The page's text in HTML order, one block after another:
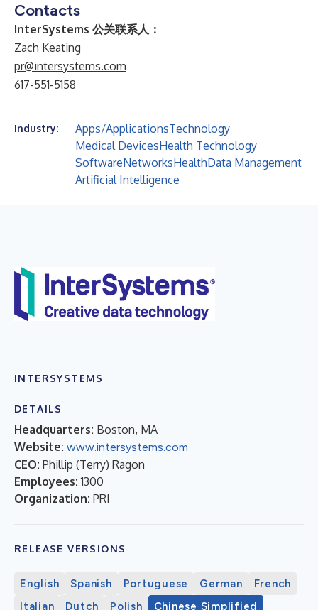
Contacts
InterSystems 公关联系人：
Zach Keating
pr@intersystems.com
617-551-5158
Industry: Apps/ApplicationsTechnology
Medical DevicesHealth Technology
SoftwareNetworksHealthData Management
Artificial Intelligence
INTERSYSTEMS
DETAILS
Headquarters: Boston, MA
Website: www.intersystems.com
CEO: Phillip (Terry) Ragon
Employees: 1300
Organization: PRI
RELEASE VERSIONS
English Spanish Portuguese German
French
Italian
Dutch Polish Chinese Simplified